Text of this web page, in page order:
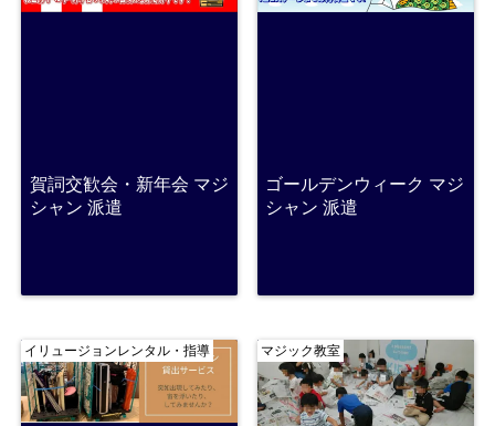
賀詞交歓会・新年会 マジ
シャン 派遣
ゴールデンウィーク マジ
シャン 派遣
イリュージョンレンタル・指導 マジック教室